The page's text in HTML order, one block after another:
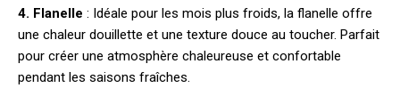
4. Flanelle : Idéale pour les mois plus froids, la flanelle offre
une chaleur douillette et une texture douce au toucher. Parfait
pour créer une atmosphère chaleureuse et confortable
pendant les saisons fraîches.